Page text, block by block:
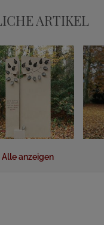
ARTIKEL
Alle anzeigen